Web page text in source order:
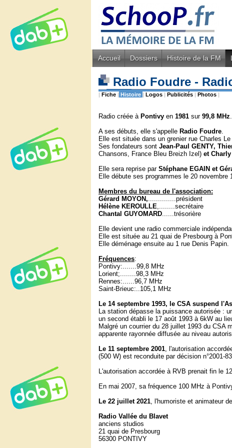
Accueil Dossiers Histoire de la FM
Radio Foudre -
| Fiche | Histoire | Logos | Publicités | Photos |
Radio créée à Pontivy en 1981 sur 99,8 MHz.
A ses débuts, elle s'appelle Radio Foudre.
Elle est située dans un grenier rue Charles
Ses fondateurs sont Jean-Paul GENTY,
Chansons, France Bleu Breizh Izel) et Charly
Elle sera reprise par Stéphane EGAIN et
Elle débute ses programmes le 20 novembre
Membres du bureau de l'association:
Gérard MOYON,..............président
Hélène KEROULLE,........secrétaire
Chantal GUYOMARD......trésorière
Elle devient une radio commerciale
Elle est située au 21 quai de Presbourg à
Elle déménage ensuite au 1 rue Denis Papin.
Fréquences:
Pontivy:.......99,8 MHz
Lorient;........98,3 MHz
Rennes:......96,7 MHz
Saint-Brieuc:..105,1 MHz
Le 14 septembre 1993, le CSA suspend
La station dépasse la puissance autorisée :
un second établi le 17 août 1993 à 6kW au
Malgré un courrier du 28 juillet 1993 du CSA
apparente rayonnée diffusée au niveau
Le 11 septembre 2001, l'autorisation
(500 W) est reconduite par décision n°2001-
L'autorisation accordée à RVB prenait fin le
En mai 2007, sa fréquence 100 MHz à
Le 22 juillet 2021, l'humoriste et animateur
Radio Vallée du Blavet
anciens studios
21 quai de Presbourg
56300 PONTIVY